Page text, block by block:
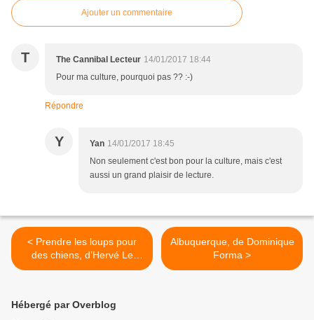
Ajouter un commentaire
T The Cannibal Lecteur 14/01/2017 18:44
Pour ma culture, pourquoi pas ?? :-)
Répondre
Y Yan 14/01/2017 18:45
Non seulement c'est bon pour la culture, mais c'est
aussi un grand plaisir de lecture.
< Prendre les loups pour
des chiens, d’Hervé Le
Corre
Albuquerque, de Dominique
Forma >
Hébergé par Overblog